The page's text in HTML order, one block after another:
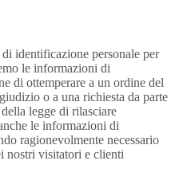
identificazione personale per
le informazioni di
di ottemperare a un ordine del
o a una richiesta da parte
legge di rilasciare
le informazioni di
ragionevolmente necessario
nostri visitatori e clienti